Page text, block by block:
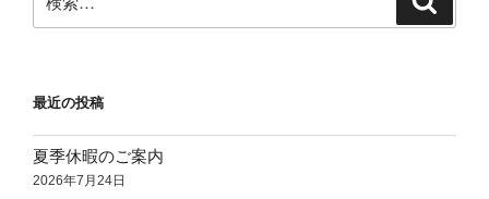
プ
ー？！
ア
ジ
索:
最近の投稿
夏季休暇のご案内
2026年7月24日